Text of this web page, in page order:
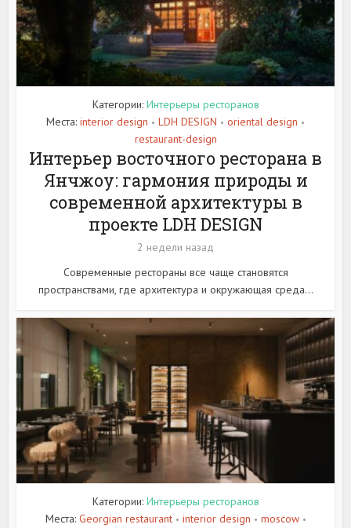
Категории: Интерьеры ресторанов
Места: interior design • LDH DESIGN • oriental design •
restaurant-design
Интерьер восточного ресторана в
Янчжоу: гармония природы и
современной архитектуры в
проекте LDH DESIGN
2 недели назад
Современные рестораны все чаще становятся
пространствами, где архитектура и окружающая среда...
Категории: Интерьеры ресторанов
Места: Georgian restaurant • interior design • moscow •